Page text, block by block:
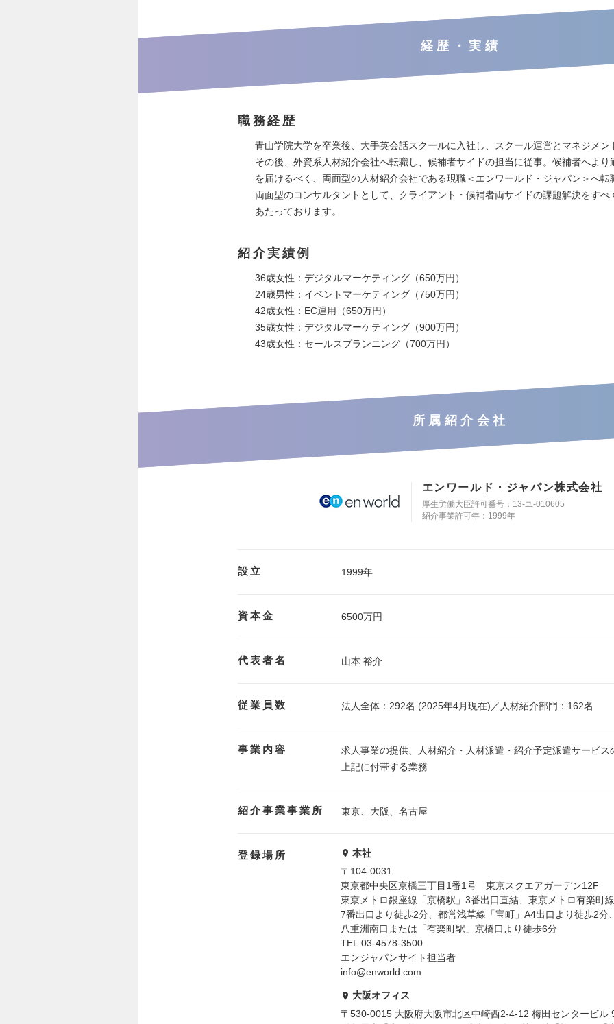
経歴・実績
職務経歴
青山学院大学を卒業後、大手英会話スクールに入社し、スクール運営とマネジメン
その後、外資系人材紹介会社へ転職し、候補者サイドの担当に従事。候補者へより
を届けるべく、両面型の人材紹介会社である現職＜エンワールド・ジャパン＞へ転
両面型のコンサルタントとして、クライアント・候補者両サイドの課題解決をすべ
あたっております。
紹介実績例
36歳女性：デジタルマーケティング（650万円）
24歳男性：イベントマーケティング（750万円）
42歳女性：EC運用（650万円）
35歳女性：デジタルマーケティング（900万円）
43歳女性：セールスプランニング（700万円）
所属紹介会社
エンワールド・ジャパン株式会社
厚生労働大臣許可番号：13-ユ-010605
紹介事業許可年：1999年
設立 1999年
資本金 6500万円
代表者名 山本 裕介
従業員数 法人全体：292名 (2025年4月現在)／人材紹介部門：162名
事業内容
求人事業の提供、人材紹介・人材派遣・紹介予定派遣サービス
上記に付帯する業務
紹介事業事業所 東京、大阪、名古屋
登録場所
本社
〒104-0031
東京都中央区京橋三丁目1番1号 東京スクエアガーデン12F
東京メトロ銀座線「京橋駅」3番出口直結、東京メトロ有楽町
7番出口より徒歩2分、都営浅草線「宝町」A4出口より徒歩2分
八重洲南口または「有楽町駅」京橋口より徒歩6分
TEL 03-4578-3500
エンジャパンサイト担当者
info@enworld.com
大阪オフィス
〒530-0015 大阪府大阪市北区中崎西2-4-12 梅田センタービル